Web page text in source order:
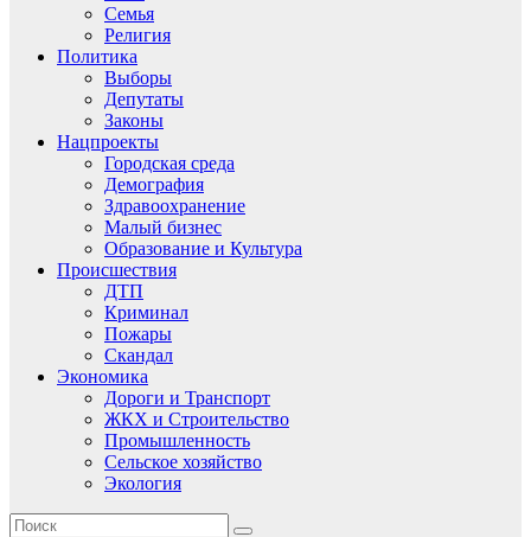
Семья
Религия
Политика
Выборы
Депутаты
Законы
Нацпроекты
Городская среда
Демография
Здравоохранение
Малый бизнес
Образование и Культура
Происшествия
ДТП
Криминал
Пожары
Скандал
Экономика
Дороги и Транспорт
ЖКХ и Строительство
Промышленность
Сельское хозяйство
Экология